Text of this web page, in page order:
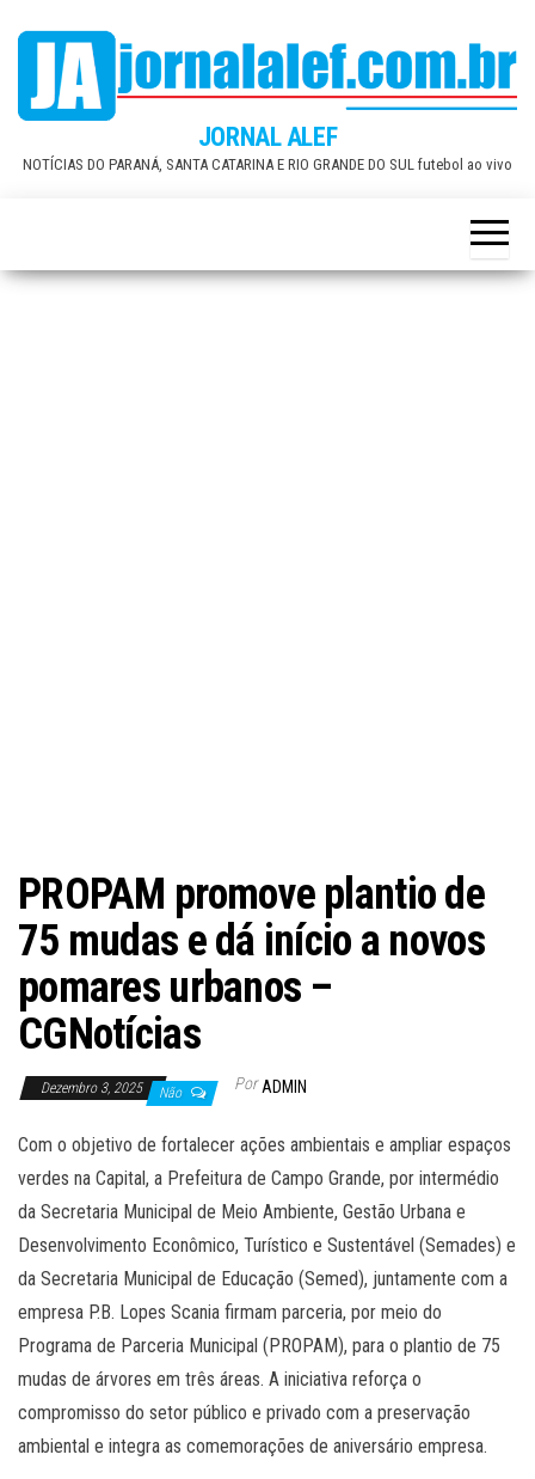
content
JORNAL ALEF
NOTÍCIAS DO PARANÁ, SANTA CATARINA E RIO GRANDE DO SUL futebol ao vivo
PROPAM promove plantio de
75 mudas e dá início a novos
pomares urbanos –
CGNotícias
Dezembro 3, 2025 Não Por ADMIN
Com o objetivo de fortalecer ações ambientais e ampliar espaços
verdes na Capital, a Prefeitura de Campo Grande, por intermédio
da Secretaria Municipal de Meio Ambiente, Gestão Urbana e
Desenvolvimento Econômico, Turístico e Sustentável (Semades) e
da Secretaria Municipal de Educação (Semed), juntamente com a
empresa P.B. Lopes Scania firmam parceria, por meio do
Programa de Parceria Municipal (PROPAM), para o plantio de 75
mudas de árvores em três áreas. A iniciativa reforça o
compromisso do setor público e privado com a preservação
ambiental e integra as comemorações de aniversário empresa.